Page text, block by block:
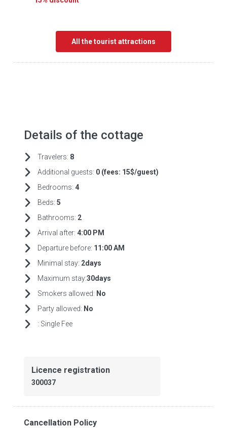
All the tourist attractions
Details of the cottage
Travelers: 8
Additional guests: 0 (fees: 15$/guest)
Bedrooms: 4
Beds: 5
Bathrooms: 2
Arrival after: 4:00 PM
Departure before: 11:00 AM
Minimal stay: 2days
Maximum stay:30days
Smokers allowed: No
Party allowed: No
: Single Fee
Licence registration
300037
Cancellation Policy